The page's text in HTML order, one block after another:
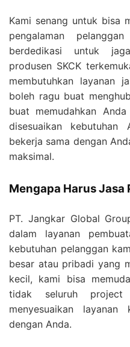
Kami senang untuk bisa
pengalaman
berdedikasi untuk
produsen SKCK
membutuhkan layanan
boleh ragu buat
buat memudahkan
disesuaikan
bekerja sama dengan
maksimal.
Mengapa Harus Jasa
PT. Jangkar Global
dalam layanan
kebutuhan pelanggan
besar atau pribadi yang
kecil, kami bisa
tidak seluruh
menyesuaikan
dengan Anda.